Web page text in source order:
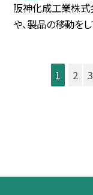
阪神化成工業株式
や、製品の移動を
1 2 3